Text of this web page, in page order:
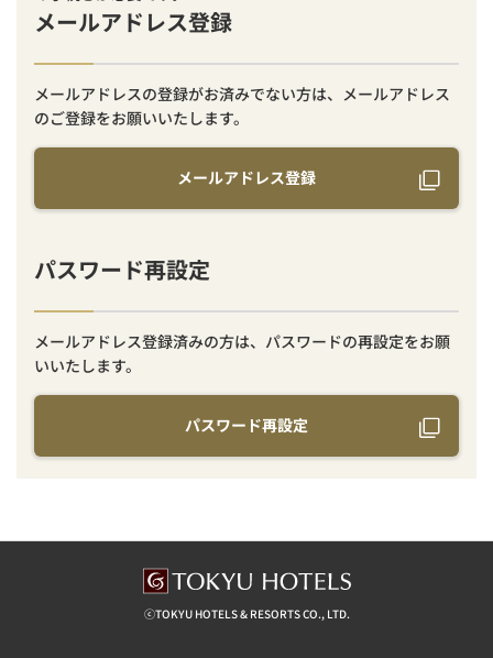
メールアドレス登録
メールアドレスの登録がお済みでない方は、メールアドレス
のご登録をお願いいたします。
メールアドレス登録
パスワード再設定
メールアドレス登録済みの方は、パスワードの再設定をお願
いいたします。
パスワード再設定
ⓒTOKYU HOTELS & RESORTS CO., LTD.